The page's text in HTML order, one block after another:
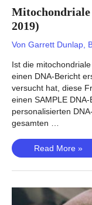
2019)
Von Garrett Dunlap,
Ist die
einen DNA-Bericht
versucht hat, diese
einen SAMPLE
personalisierten
gesamten …
Mitochondriale
DNA-
Kopienzahl
2019)
Read More »